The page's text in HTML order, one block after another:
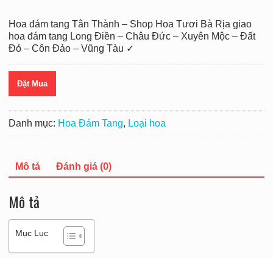
Hoa đám tang Tân Thành – Shop Hoa Tươi Bà Rịa giao
hoa đám tang Long Điền – Châu Đức – Xuyên Mộc – Đất
Đỏ – Côn Đảo – Vũng Tàu ✓
Đặt Mua
Danh mục: Hoa Đám Tang, Loại hoa
Mô tả Đánh giá (0)
Mô tả
Mục Lục